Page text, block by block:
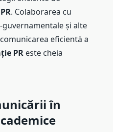
. Colaborarea cu
și alte
eficientă a
PR este cheia
în